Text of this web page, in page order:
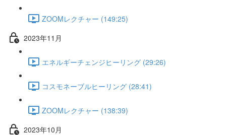
ZOOMレクチャー (149:25)
2023年11月
エネルギーチェンジヒーリング (29:26)
コスモネーブルヒーリング (28:41)
ZOOMレクチャー (138:39)
2023年10月